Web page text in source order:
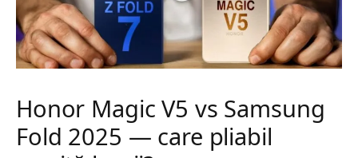
Honor Magic V5 vs Samsung
Fold 2025 — care pliabil